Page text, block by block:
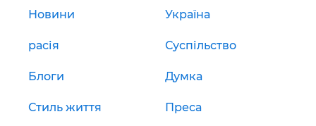
Новини Україна
расія Суспільство
Блоги Думка
Стиль життя Преса